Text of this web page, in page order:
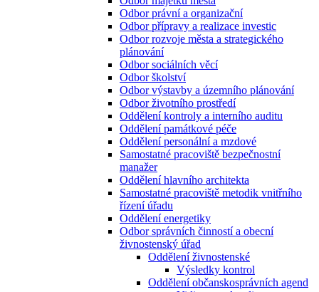
Odbor právní a organizační
Odbor přípravy a realizace investic
Odbor rozvoje města a strategického
plánování
Odbor sociálních věcí
Odbor školství
Odbor výstavby a územního plánování
Odbor životního prostředí
Oddělení kontroly a interního auditu
Oddělení památkové péče
Oddělení personální a mzdové
Samostatné pracoviště bezpečnostní
manažer
Oddělení hlavního architekta
Samostatné pracoviště metodik vnitřního
řízení úřadu
Oddělení energetiky
Odbor správních činností a obecní
živnostenský úřad
Oddělení živnostenské
Výsledky kontrol
Oddělení občanskosprávních agend